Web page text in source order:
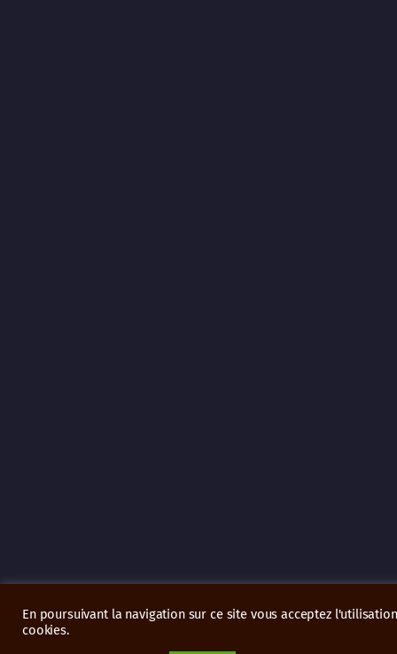
En poursuivant la navigation sur ce site vous acceptez
cookies.